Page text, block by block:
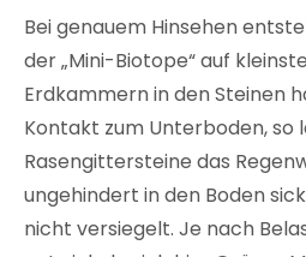
Bei genauem Hinsehen
der „Mini-Biotope“ auf
Erdkammern in den Steinen
Kontakt zum Unterboden, so
Rasengittersteine das
ungehindert in den Boden
nicht versiegelt. Je nach